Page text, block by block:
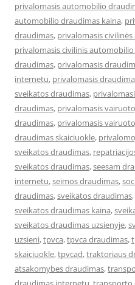
privalomasis automobilio
automobilio draudimas kaina,
draudimas, privalomasis
privalomasis civilinis
draudimas, privalomasis
internetu, privalomasis
sveikatos draudimas,
draudimas, privalomasis
draudimas, privalomasis
draudimas skaiciuokle,
sveikatos draudimas,
sveikatos draudimas,seesam
internetu,seimos draudimas,
draudimas,sveikatos draudimas,
sveikatos draudimas kaina,
sveikatos draudimas uzsienyje,
uzsieni,tpvca,tpvca draudimas,
skaiciuokle,tpvcad,traktoriaus
atsakomybes draudimas,